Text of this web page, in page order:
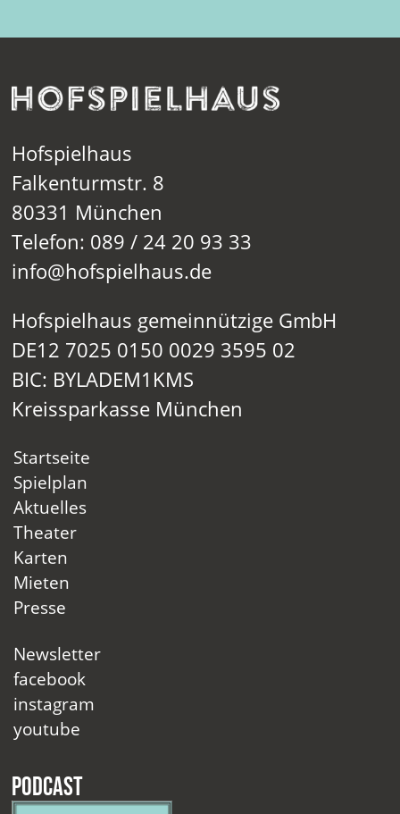
Hofspielhaus
Falkenturmstr. 8
80331 München
Telefon: 089 / 24 20 93 33
info@hofspielhaus.de
Hofspielhaus gemeinnützige GmbH
DE12 7025 0150 0029 3595 02
BIC: BYLADEM1KMS
Kreissparkasse München
Startseite
Spielplan
Aktuelles
Theater
Karten
Mieten
Presse
Newsletter
facebook
instagram
youtube
Podcast